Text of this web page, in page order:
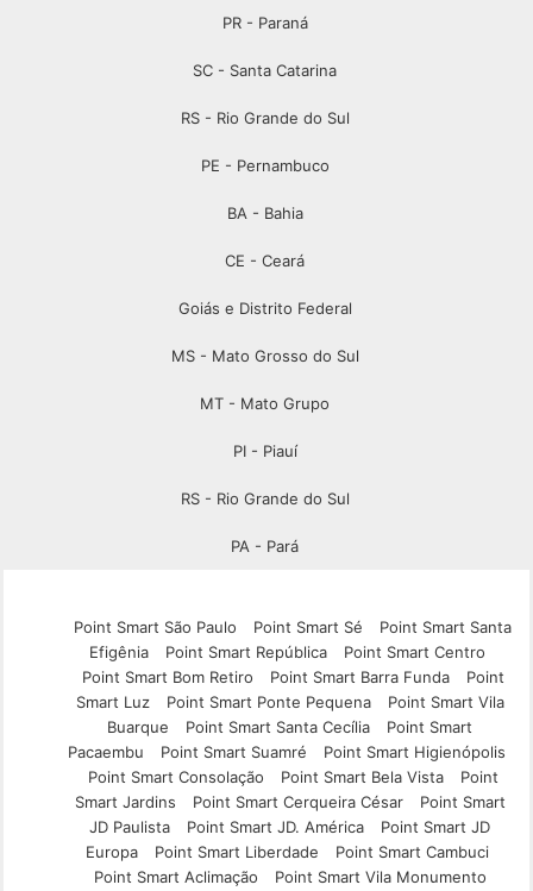
PR - Paraná
SC - Santa Catarina
RS - Rio Grande do Sul
PE - Pernambuco
BA - Bahia
CE - Ceará
Goiás e Distrito Federal
MS - Mato Grosso do Sul
MT - Mato Grupo
PI - Piauí
RS - Rio Grande do Sul
PA - Pará
Point Smart São Paulo Point Smart Sé
Point Smart Santa
Efigênia
Point Smart República
Point Smart Centro
Point Smart Bom Retiro
Point Smart Barra Funda
Point
Smart Luz
Point Smart Ponte Pequena
Point Smart Vila
Buarque
Point Smart Santa Cecília
Point Smart
Pacaembu
Point Smart Suamré
Point Smart Higienópolis
Point Smart Consolação
Point Smart Bela Vista
Point
Smart Jardins
Point Smart Cerqueira César
Point Smart
JD Paulista
Point Smart JD. América
Point Smart JD
Europa
Point Smart Liberdade
Point Smart Cambuci
Point Smart Aclimação
Point Smart Vila Monumento